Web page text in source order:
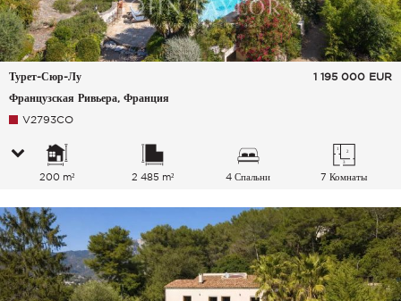
Турет-Сюр-Лу
Французская Ривьера, Франция
1 195 000 EUR
V2793CO
200 m² 2 485 m² 4 Спальни 7 Комнаты